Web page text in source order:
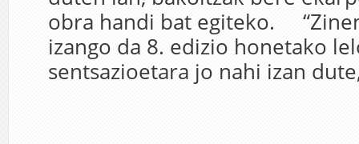
obra handi bat egiteko.
izango da 8. edizio honetako
sentsazioetara jo nahi izan